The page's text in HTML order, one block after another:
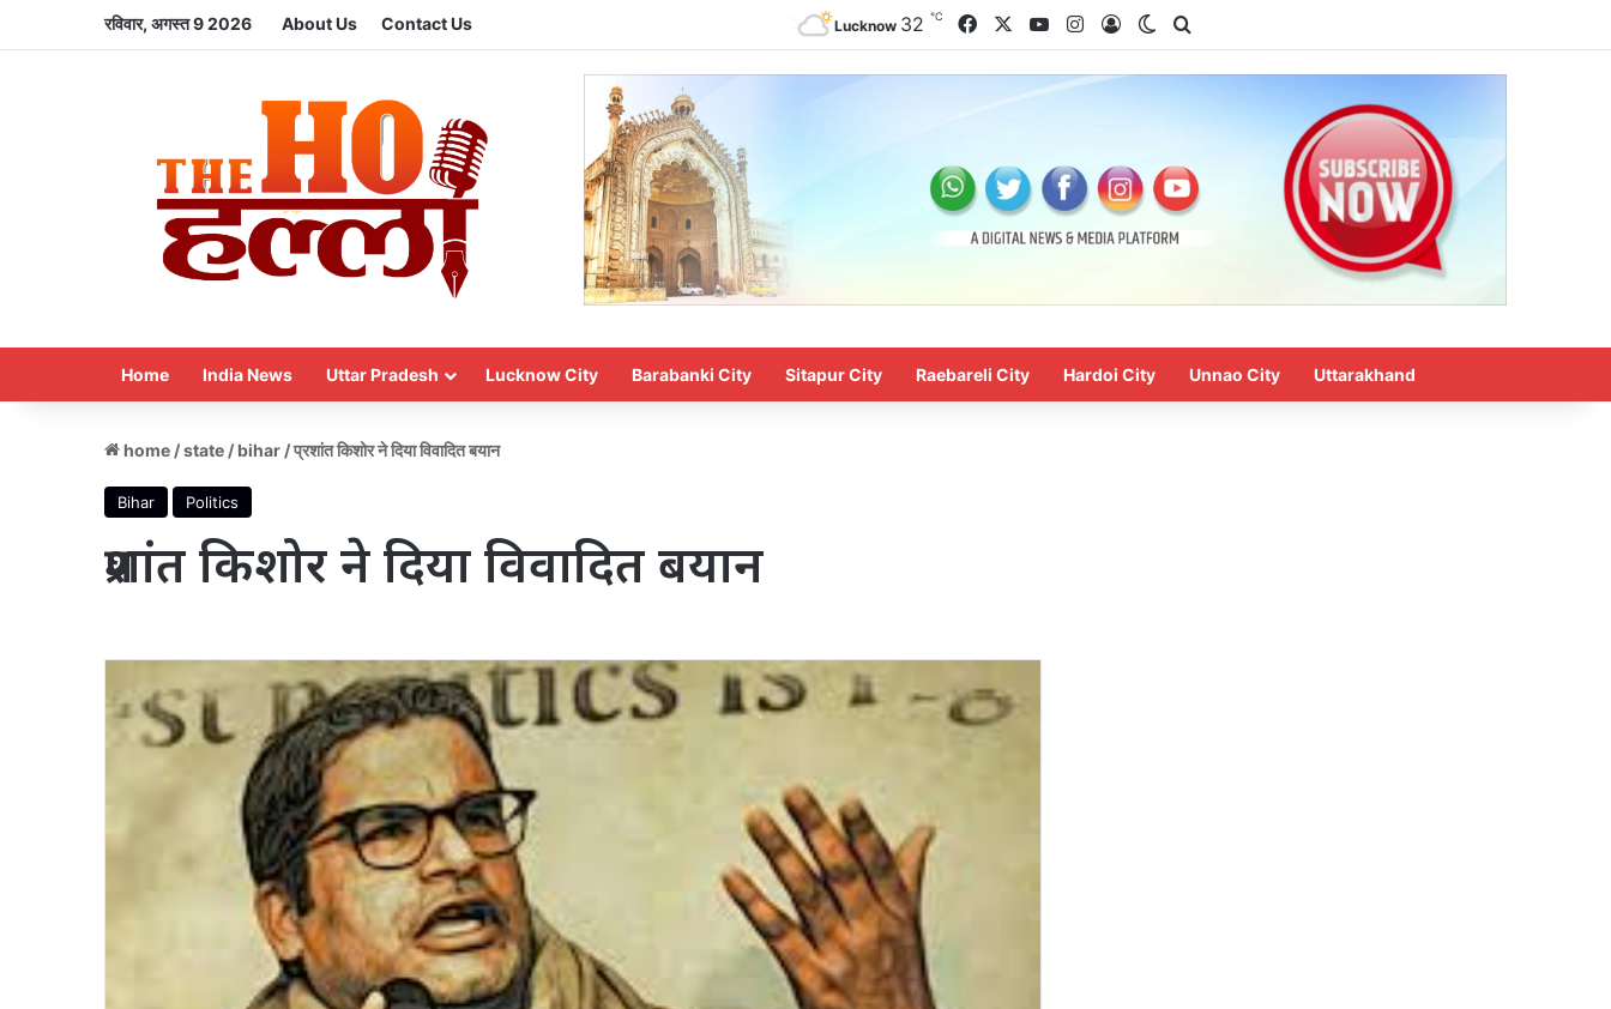
रविवार, अगस्त 9 2026 About Us Contact Us Lucknow 32 ℃ FacebookYouTubeInstagram
Log InSwitch skin
Home India News Uttar Pradesh Lucknow City Barabanki City Sitapur City Raebareli City Hardoi City Unnao City Uttarakhand
home /state / bihar /प्रशांत किशोर ने दिया विवादित बयान
Bihar Politics
प्रशांत किशोर ने दिया विवादित बयान